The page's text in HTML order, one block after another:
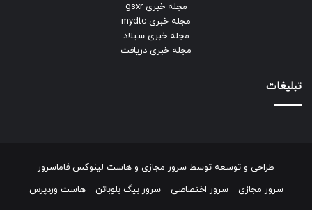
مجله خبری gsxr
مجله خبری mydtc
مجله خبری سیلاد
مجله خبری دریافت
تبلیغات
طراحی و توسعه توسط سرور مجازی و هاست لینوکس فاماسرور
سرور مجازی
سرور اختصاصی سرور بیگ بلوباتن هاست وردپرس